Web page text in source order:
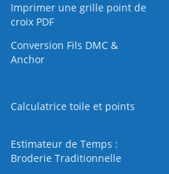
Imprimer une grille point de
croix PDF
Conversion Fils DMC &
Anchor
Calculatrice toile et points
Estimateur de Temps :
Broderie Traditionnelle